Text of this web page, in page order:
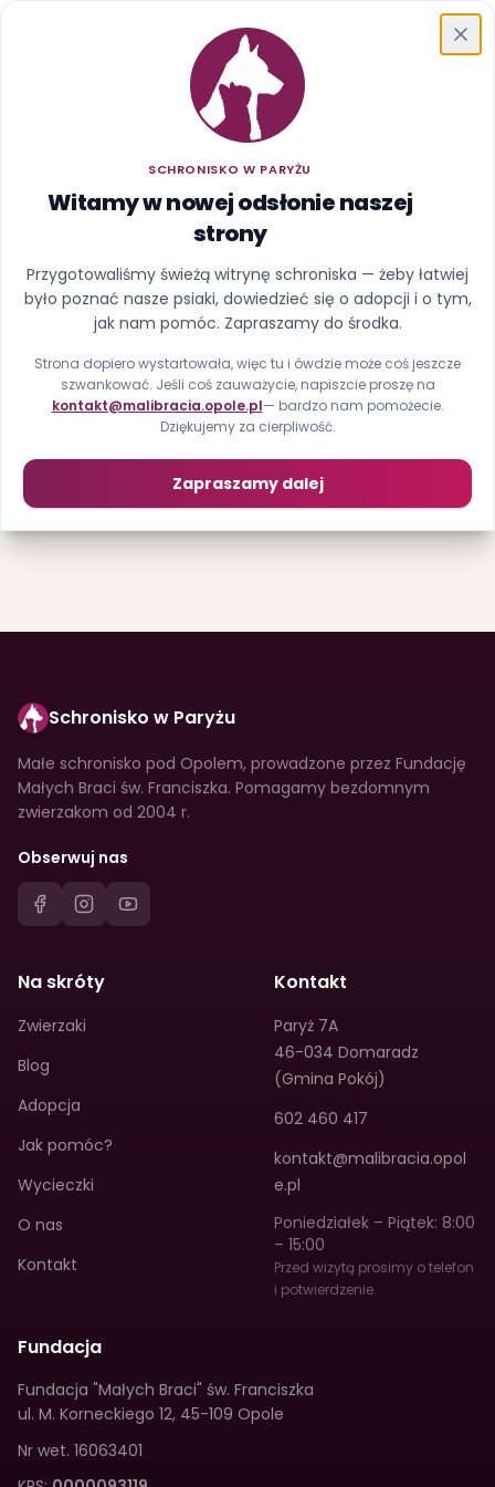
SCHRONISKO W PARYŻU
Witamy w nowej odsłonie naszej
strony
Przygotowaliśmy świeżą witrynę schroniska — żeby łatwiej
było poznać nasze psiaki, dowiedzieć się o adopcji i o tym,
jak nam pomóc. Zapraszamy do środka.
Strona dopiero wystartowała, więc tu i ówdzie może coś jeszcze
szwankować. Jeśli coś zauważycie, napiszcie proszę na
kontakt@malibracia.opole.pl— bardzo nam pomożecie.
Dziękujemy za cierpliwość.
Zapraszamy dalej
Schronisko w Paryżu
Ups, ta strona uciekła z
kojca
Nie znaleźliśmy strony pod tym adresem (błąd 404).
Strona główna Zobacz psiaki
Schronisko w Paryżu
Małe schronisko pod Opolem, prowadzone przez Fundację
Małych Braci św. Franciszka. Pomagamy bezdomnym
zwierzakom od 2004 r.
Obserwuj nas
Na skróty
Zwierzaki
Blog
Adopcja
Jak pomóc?
Wycieczki
O nas
Kontakt
Kontakt
Paryż 7A
46-034 Domaradz
(Gmina Pokój)
602 460 417
kontakt@malibracia.opol
e.pl
Poniedziałek – Piątek: 8:00
– 15:00
Przed wizytą prosimy o telefon
i potwierdzenie.
Fundacja
Fundacja "Małych Braci" św. Franciszka
ul. M. Korneckiego 12, 45-109 Opole
Nr wet. 16063401